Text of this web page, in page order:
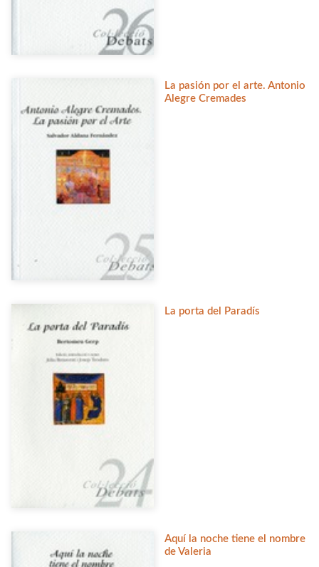
La pasión por el arte. Antonio
Alegre Cremades
La porta del Paradís
Aquí la noche tiene el nombre
de Valeria